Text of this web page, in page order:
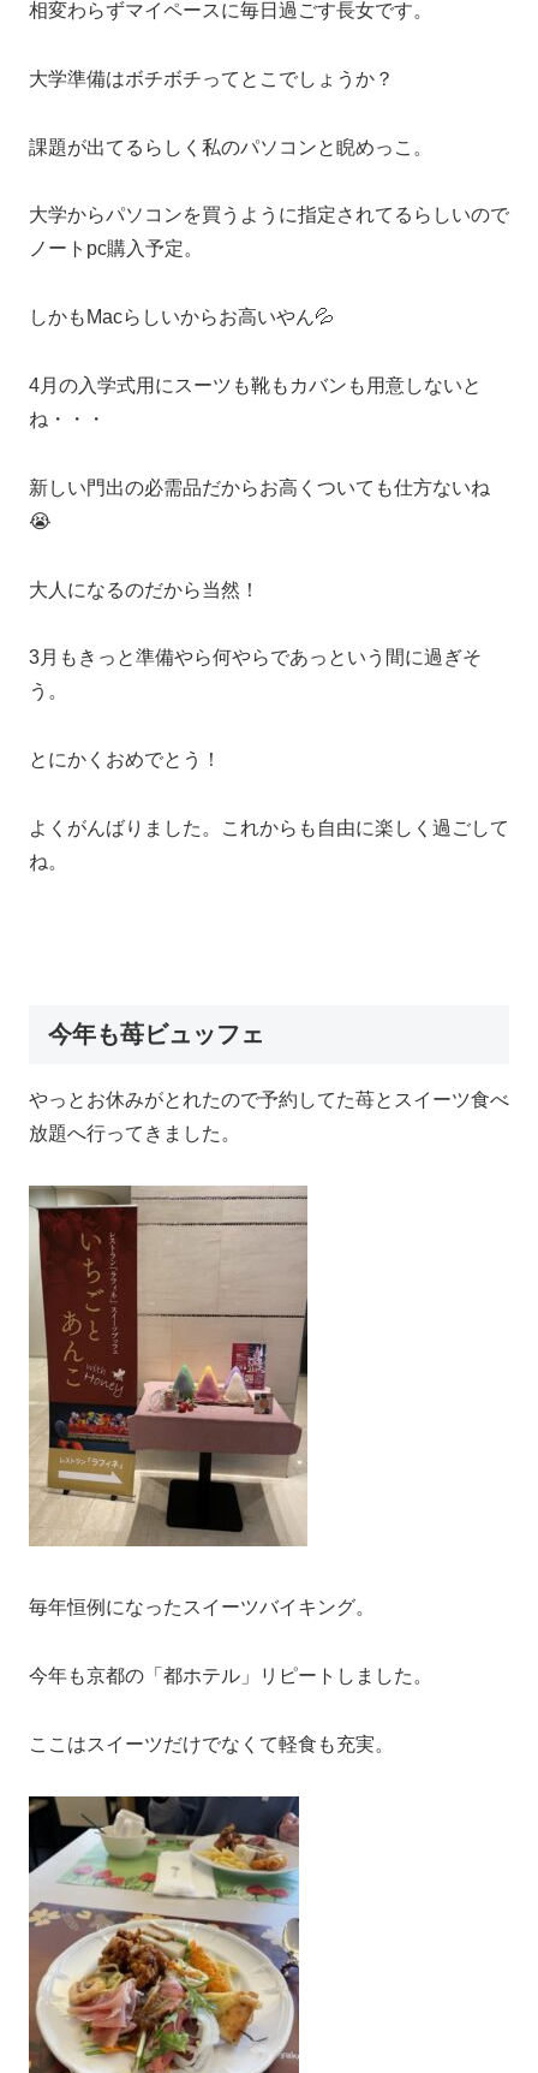
相変わらずマイペースに毎日過ごす長女です。
大学準備はボチボチってとこでしょうか？
課題が出てるらしく私のパソコンと睨めっこ。
大学からパソコンを買うように指定されてるらしいので
ノートpc購入予定。
しかもMacらしいからお高いやん💦
4月の入学式用にスーツも靴もカバンも用意しないと
ね・・・
新しい門出の必需品だからお高くついても仕方ないね
😭
大人になるのだから当然！
3月もきっと準備やら何やらであっという間に過ぎそ
う。
とにかくおめでとう！
よくがんばりました。これからも自由に楽しく過ごして
ね。
今年も苺ビュッフェ
やっとお休みがとれたので予約してた苺とスイーツ食べ
放題へ行ってきました。
毎年恒例になったスイーツバイキング。
今年も京都の「都ホテル」リピートしました。
ここはスイーツだけでなくて軽食も充実。